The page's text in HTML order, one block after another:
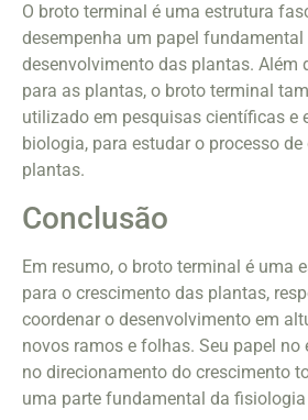
O broto terminal é uma estrutura
desempenha um papel
desenvolvimento das plantas. Além
para as plantas, o broto terminal
utilizado em pesquisas científicas e
biologia, para estudar o processo
plantas.
Conclusão
Em resumo, o broto terminal é uma
para o crescimento das plantas,
coordenar o desenvolvimento em
novos ramos e folhas. Seu papel
no direcionamento do crescimento
uma parte fundamental da